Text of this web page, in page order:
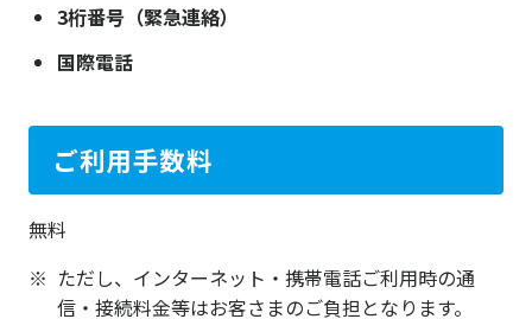
3桁番号（緊急連絡）
国際電話
ご利用手数料
無料
ただし、インターネット・携帯電話ご利用時の通
信・接続料金等はお客さまのご負担となります。